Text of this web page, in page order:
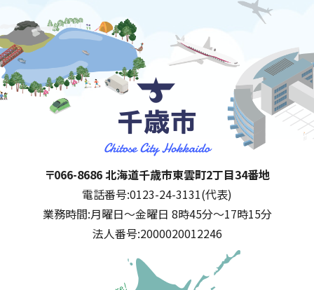
千歳市
住所:
〒066-8686 北海道千歳市東雲町2丁目34番地
電話番号:0123-24-3131(代表)
業務時間:月曜日～金曜日 8時45分～17時15分
法人番号:2000020012246